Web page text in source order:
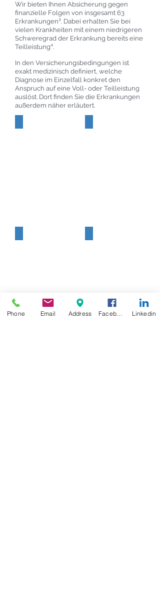
Wir bieten Ihnen Absicherung gegen
finanzielle Folgen von insgesamt 63
Erkrankungen³. Dabei erhalten Sie bei
vielen Krankheiten mit einem niedrigeren
Schweregrad der Erkrankung bereits eine
Teilleistung⁴.
In den Versicherungsbedingungen ist
exakt medizinisch definiert, welche
Diagnose im Einzelfall konkret den
Anspruch auf eine Voll- oder Teilleistung
auslöst. Dort finden Sie die Erkrankungen
außerdem näher erläutert.
Phone Email Address Linkedin